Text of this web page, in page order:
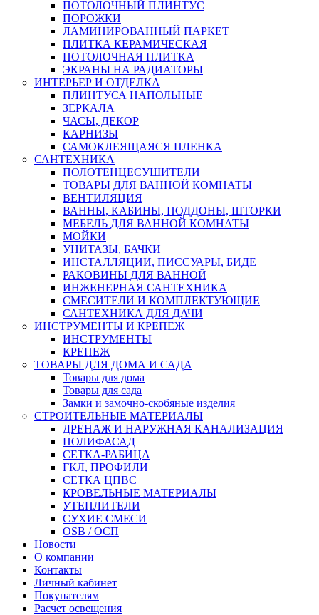
ПОТОЛОЧНЫЙ ПЛИНТУС
ПОРОЖКИ
ЛАМИНИРОВАННЫЙ ПАРКЕТ
ПЛИТКА КЕРАМИЧЕСКАЯ
ПОТОЛОЧНАЯ ПЛИТКА
ЭКРАНЫ НА РАДИАТОРЫ
ИНТЕРЬЕР И ОТДЕЛКА
ПЛИНТУСА НАПОЛЬНЫЕ
ЗЕРКАЛА
ЧАСЫ, ДЕКОР
КАРНИЗЫ
САМОКЛЕЯЩАЯСЯ ПЛЕНКА
САНТЕХНИКА
ПОЛОТЕНЦЕСУШИТЕЛИ
ТОВАРЫ ДЛЯ ВАННОЙ КОМНАТЫ
ВЕНТИЛЯЦИЯ
ВАННЫ, КАБИНЫ, ПОДДОНЫ, ШТОРКИ
МЕБЕЛЬ ДЛЯ ВАННОЙ КОМНАТЫ
МОЙКИ
УНИТАЗЫ, БАЧКИ
ИНСТАЛЛЯЦИИ, ПИССУАРЫ, БИДЕ
РАКОВИНЫ ДЛЯ ВАННОЙ
ИНЖЕНЕРНАЯ САНТЕХНИКА
СМЕСИТЕЛИ И КОМПЛЕКТУЮЩИЕ
САНТЕХНИКА ДЛЯ ДАЧИ
ИНСТРУМЕНТЫ И КРЕПЕЖ
ИНСТРУМЕНТЫ
КРЕПЕЖ
ТОВАРЫ ДЛЯ ДОМА И САДА
Товары для дома
Товары для сада
Замки и замочно-скобяные изделия
СТРОИТЕЛЬНЫЕ МАТЕРИАЛЫ
ДРЕНАЖ И НАРУЖНАЯ КАНАЛИЗАЦИЯ
ПОЛИФАСАД
СЕТКА-РАБИЦА
ГКЛ, ПРОФИЛИ
СЕТКА ЦПВС
КРОВЕЛЬНЫЕ МАТЕРИАЛЫ
УТЕПЛИТЕЛИ
СУХИЕ СМЕСИ
OSB / ОСП
Новости
О компании
Контакты
Личный кабинет
Покупателям
Расчет освещения